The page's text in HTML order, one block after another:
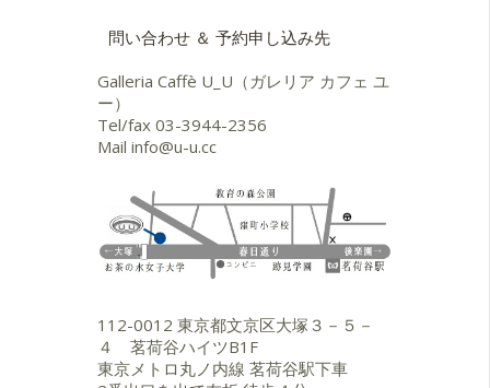
問い合わせ ＆ 予約申し込み先
Galleria Caffè U_U（ガレリア カフェ ユ
ー）
Tel/fax 03-3944-2356
Mail info@u-u.cc
112-0012 東京都文京区大塚３－５－
４ 茗荷谷ハイツB1F
東京メトロ丸ノ内線 茗荷谷駅下車